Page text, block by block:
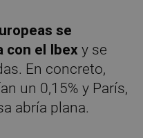
se
con el Ibex y se
En concreto,
un 0,15% y París,
abría plana.